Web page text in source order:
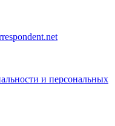
и персональных